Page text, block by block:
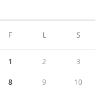
F L S
1 2 3
8 9 10